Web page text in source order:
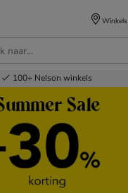
Winkels
besteld,volgende dag in huis
Gratisverzending en retour
Bestel nu,betaal later
100+ Nelson winkels